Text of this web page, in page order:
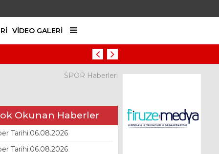
VIDEO GALERI
Haber Tarihi:06.08.2026
SPOR Haberleri
Okunan Haberler
Tarihi:06.08.2026
Tarihi:06.08.2026